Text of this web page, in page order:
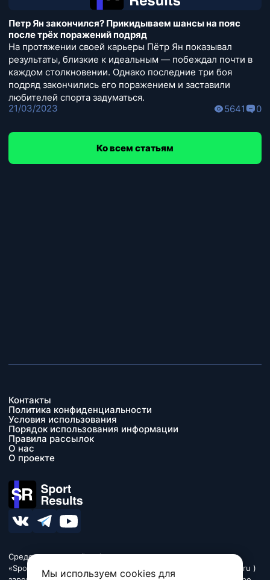
Мы используем cookies для
Петр Ян закончился? Прикидываем шансы на пояс
после трёх поражений подряд
На протяжении своей карьеры Пётр Ян показывал
результаты, близкие к идеальным — побеждал почти в
каждом столкновении. Однако последние три боя
подряд закончились его поражением и заставили
любителей спорта задуматься.
21/03/2023
5641 0
Ко всем статьям
Контакты
Политика конфиденциальности
Условия использования
Порядок использования информации
Правила рассылок
О нас
О проекте
Средство массовой информации сетевое издание
«SportResults» (адрес в сети Интернет - www.sport-results.ru )